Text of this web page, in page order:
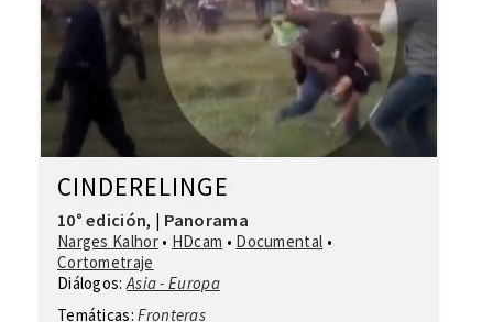
CINDERELINGE
10° edición, | Panorama
Narges Kalhor• HDcam • Documental •
Cortometraje
Diálogos:Asia - Europa
Temáticas: Fronteras